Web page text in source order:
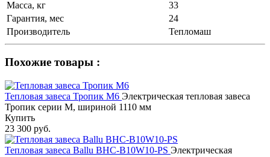
Масса, кг
33
Гарантия, мес
24
Производитель
Тепломаш
Похожие товары :
Тепловая завеса Тропик М6 Электрическая тепловая завеса
Тропик серии М, шириной 1110 мм
Купить
23 300 руб.
Тепловая завеса Ballu BHC-B10W10-PS Электрическая